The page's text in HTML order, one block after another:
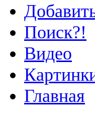
Поиск?!
Видео
Главная